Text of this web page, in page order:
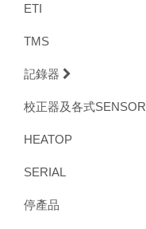
ETI
TMS
記錄器
校正器及各式SENSOR
HEATOP
SERIAL
停產品